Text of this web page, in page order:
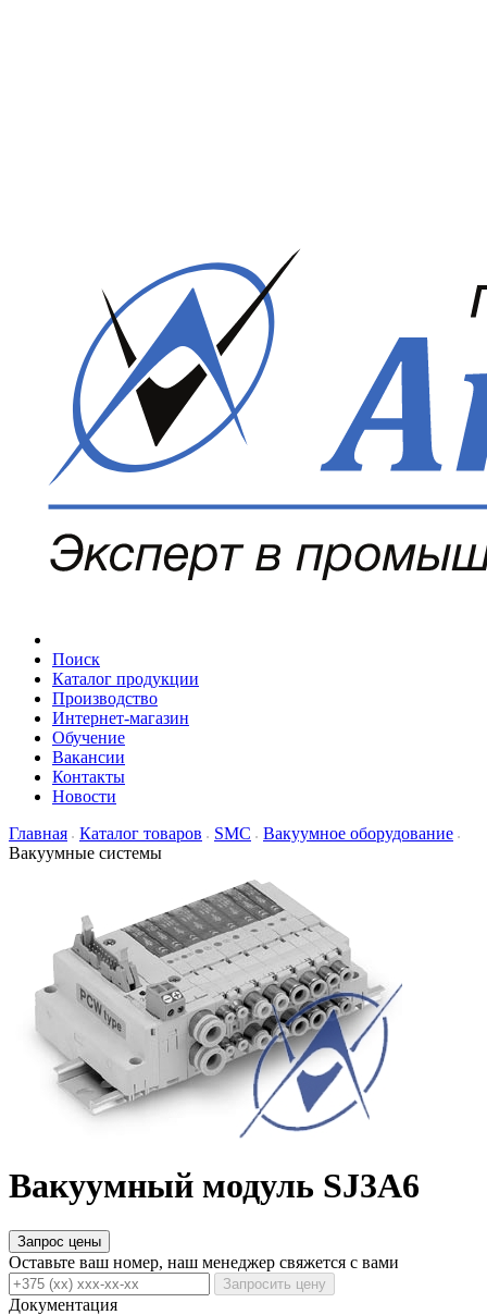
Поиск
Каталог продукции
Производство
Интернет-магазин
Обучение
Вакансии
Контакты
Новости
Главная
Каталог товаров SMC
Вакуумное оборудование
Вакуумные системы
Вакуумный модуль SJ3A6
Запрос цены
Оставьте ваш номер, наш менеджер свяжется с вами
Запросить цену
Документация